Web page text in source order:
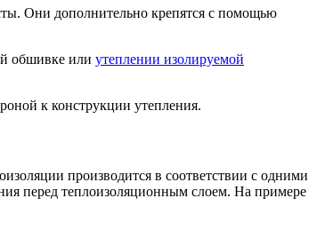
Они дополнительно крепятся с помощью
обшивке или утеплении изолируемой
к конструкции утепления.
производится в соответствии с одними
перед теплоизоляционным слоем. На примере